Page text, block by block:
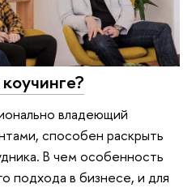
владеющий
способен раскрыть
В чем особенность
подхода в бизнесе, и для